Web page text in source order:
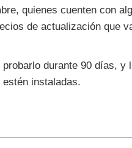
quienes cuenten con
de actualización que
probarlo durante 90 días, y
instaladas.